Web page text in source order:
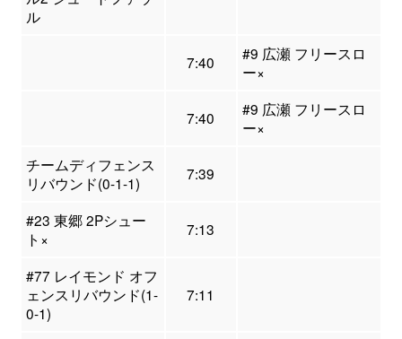
ル
7:40
#9 広瀬 フリースロ
ー×
7:40
#9 広瀬 フリースロ
ー×
チームディフェンス
リバウンド(0-1-1)
7:39
#23 東郷 2Pシュー
ト×
7:13
#77 レイモンド オフ
ェンスリバウンド(1-
0-1)
7:11